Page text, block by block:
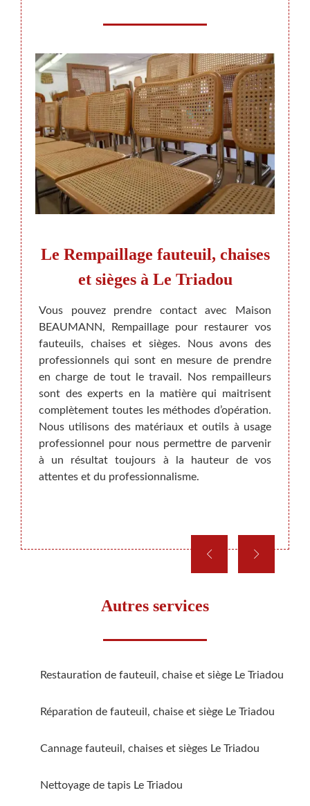
la
qui
à
sa
un
Le Rempaillage fauteuil, chaises
et sièges à Le Triadou
Vous pouvez prendre contact avec Maison
BEAUMANN, Rempaillage pour restaurer vos
fauteuils, chaises et sièges. Nous avons des
professionnels qui sont en mesure de prendre
en charge de tout le travail. Nos rempailleurs
sont des experts en la matière qui maitrisent
complètement toutes les méthodes d’opération.
Nous utilisons des matériaux et outils à usage
professionnel pour nous permettre de parvenir
à un résultat toujours à la hauteur de vos
attentes et du professionnalisme.
et
nous
ce,
but
Autres services
Restauration de fauteuil, chaise et siège Le Triadou
Réparation de fauteuil, chaise et siège Le Triadou
Cannage fauteuil, chaises et sièges Le Triadou
Nettoyage de tapis Le Triadou